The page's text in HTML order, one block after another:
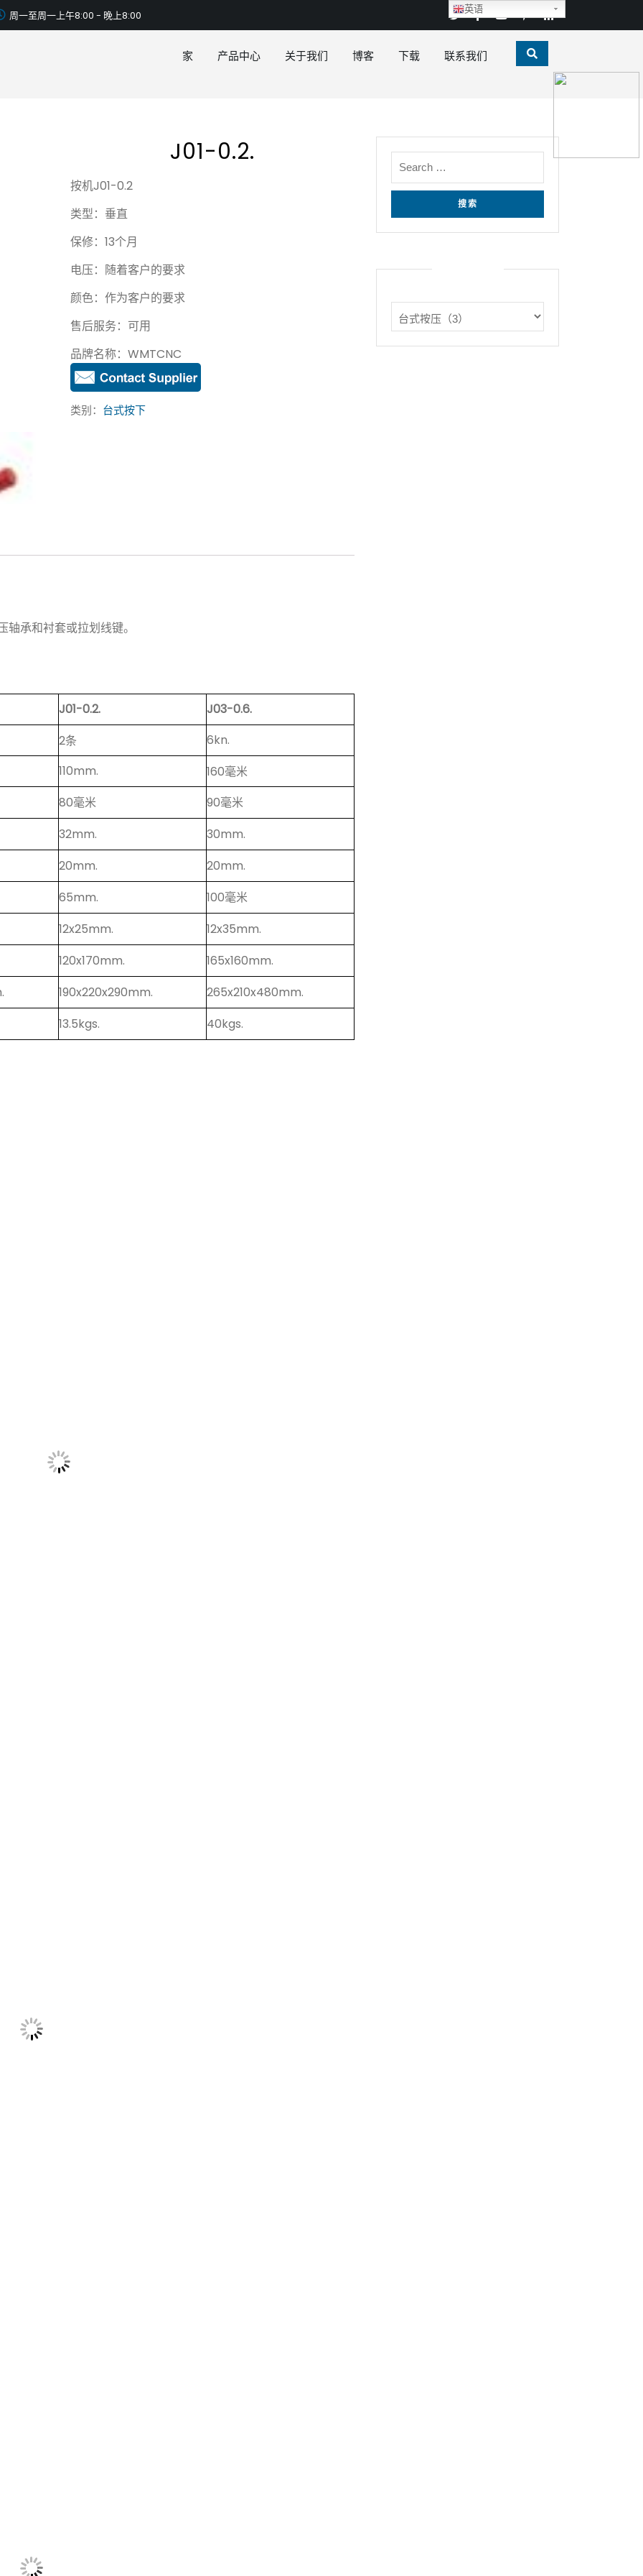
周一至周一上午8:00 - 晚上8:00
家 产品中心 关于我们 博客 下载 联系我们
J01-0.2.
按机J01-0.2
类型：垂直
保修：13个月
电压：随着客户的要求
颜色：作为客户的要求
售后服务：可用
品牌名称：WMTCNC
类别： 台式按下
承和衬套或拉划线键。
J01-0.2.
J03-0.6.
2条
6kn.
110mm.
160毫米
80毫米
90毫米
32mm.
30mm.
20mm.
20mm.
65mm.
100毫米
12x25mm.
12x35mm.
120x170mm.
165x160mm.
190x220x290mm.
265x210x480mm.
13.5kgs.
40kgs.
英语